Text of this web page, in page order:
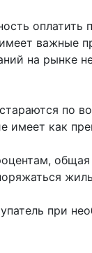
важные
на
по
имеет как
при